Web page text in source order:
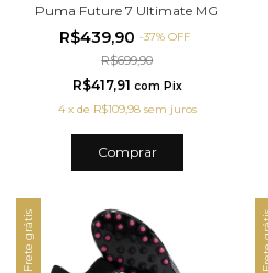
Puma Future 7 Ultimate MG
R$439,90-37%OFF
R$699,90
R$417,91 com Pix
4 x de R$109,98 sem juros
Comprar
Frete grátis